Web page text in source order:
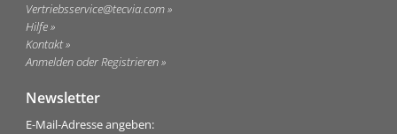
Vertriebsservice@tecvia.com
Hilfe
Kontakt
Anmelden oder Registrieren
Newsletter
E-Mail-Adresse angeben: